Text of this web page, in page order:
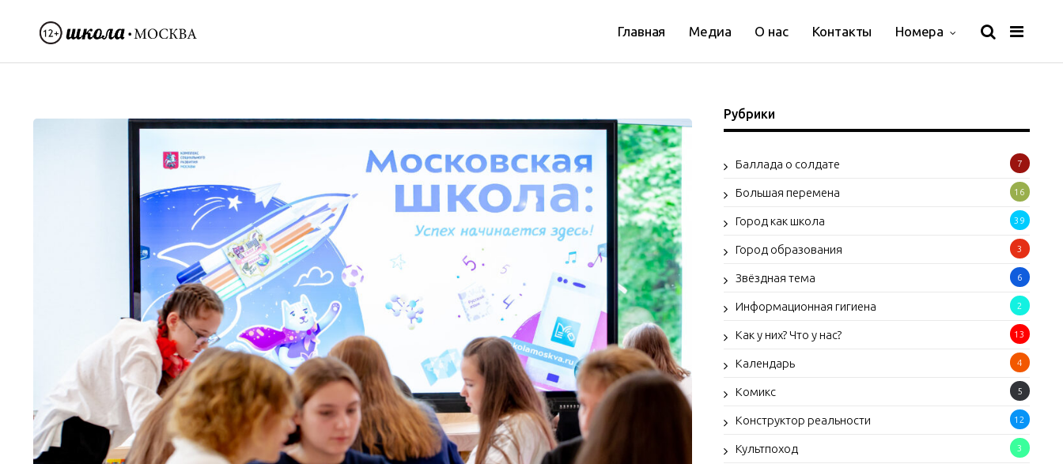
Главная Медиа О нас Контакты Номера
Рубрики
Баллада о солдате 7
Большая перемена 16
Город как школа 39
Город образования 3
Звёздная тема 6
Информационная гигиена 2
Как у них? Что у нас? 13
Календарь 4
Комикс 5
Конструктор реальности 12
Культпоход 3